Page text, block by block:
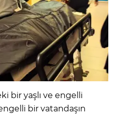
bir yaşlı ve engelli
bir vatandaşın